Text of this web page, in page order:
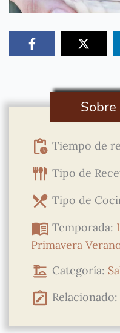
Tiempo de
Tipo de
Tipo de
Temporada:
Primavera
Categoría: